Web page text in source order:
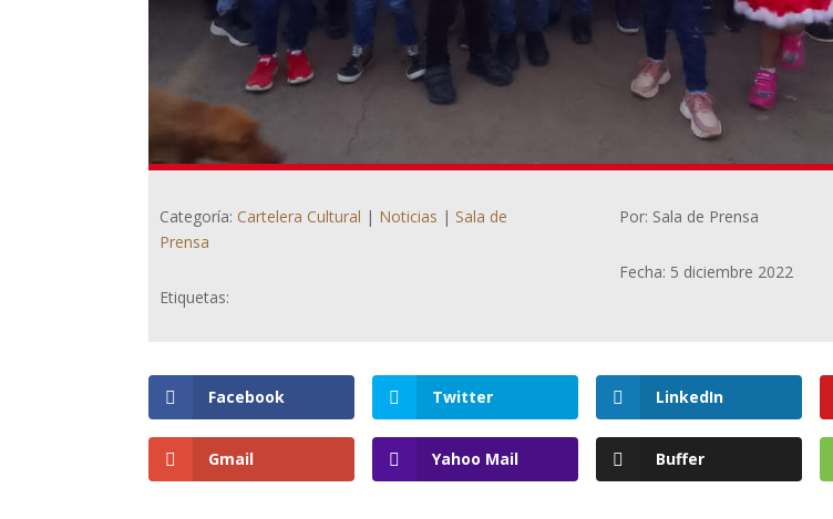
Categoría: Cartelera Cultural | Noticias | Sala de
Prensa
Etiquetas:
Por: Sala de Prensa
Fecha: 5 diciembre 2022
Facebook Twitter LinkedIn
Gmail Yahoo Mail Buffer